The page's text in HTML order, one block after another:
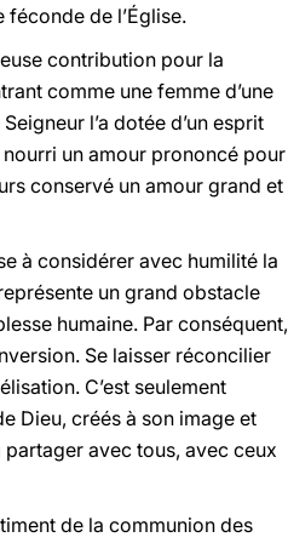
de l’Église.
contribution pour la
comme une femme d’une
l’a dotée d’un esprit
un amour prononcé pour
conservé un amour grand et
à considérer avec humilité la
un grand obstacle
humaine. Par conséquent,
Se laisser réconcilier
C’est seulement
Dieu, créés à son image et
avec tous, avec ceux
de la communion des